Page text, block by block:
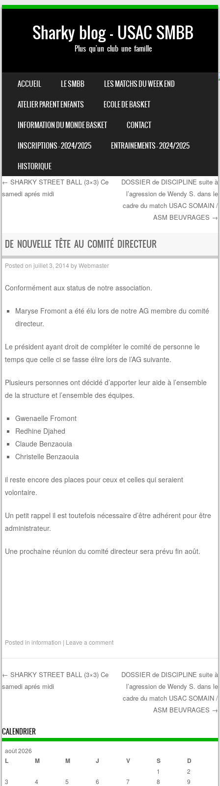
Sharky blog – USAC SMBB
Plus qu'un club une famille
MENU
SKIP TO CONTENT
ACCUEIL LE SMBB
LES MATCHS DU WEEK END
ATELIER PARENT ENFANTS
ECOLE DE BASKET
INFORMATION DU MONDE BASKET
CONTACT
INSCRIPTIONS – 2024/2025
ENTRAINEMENTS – 2024/2025
HISTORIQUE
Post navigation
← SHARKY STREET BALL (3×3) Ce
samedi aprés midi
DOSSIER de DISCIPLINE suite à
l’agression de Wendy S. dans le
cadre du match USAC SOMAIN /
ASM BEUVRAGES →
DE NOUVELLE TÊTE AU COMITÉ DIRECTEUR
Posted onjuillet 3, 2014 byWebmaster
Conformément aux status de notre association.
Maryse Fromont a été élu lors de notre AG membre du comité
directeur.
Le président ayant droit de compléter le comité de personne le
temps que celle ci se fasse élire lors de l’AG suivante.
Plusieurs personnes ont décidé d’apporter leur aide à l’ensemble
de la structure et l’ensemble des équipes.
Gwenaelle Fromont
Redhine Djahed
Claude Benzaouia
Christelle Benzaouia
il reste encore des places pour ceux et celles qui seraient
volontaire.
Un petit rappel il est toutefois nécessaire d’être adhérent pour être
administrateur.
Une prochaine réunion du comité directeur sera prévu fin août.
Posted ininformation | Leave a comment
Post navigation
← SHARKY STREET BALL (3×3) Ce
samedi aprés midi
DOSSIER de DISCIPLINE suite à
l’agression de Wendy S. dans le
cadre du match USAC SOMAIN /
ASM BEUVRAGES →
CALENDRIER
août 2026
L M M J V S D
1
2
3
4 5 6 7 8
9